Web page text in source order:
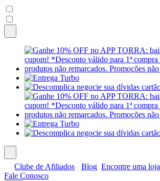
Clube de Afiliados Blog Encontre uma loja
Fale Conosco